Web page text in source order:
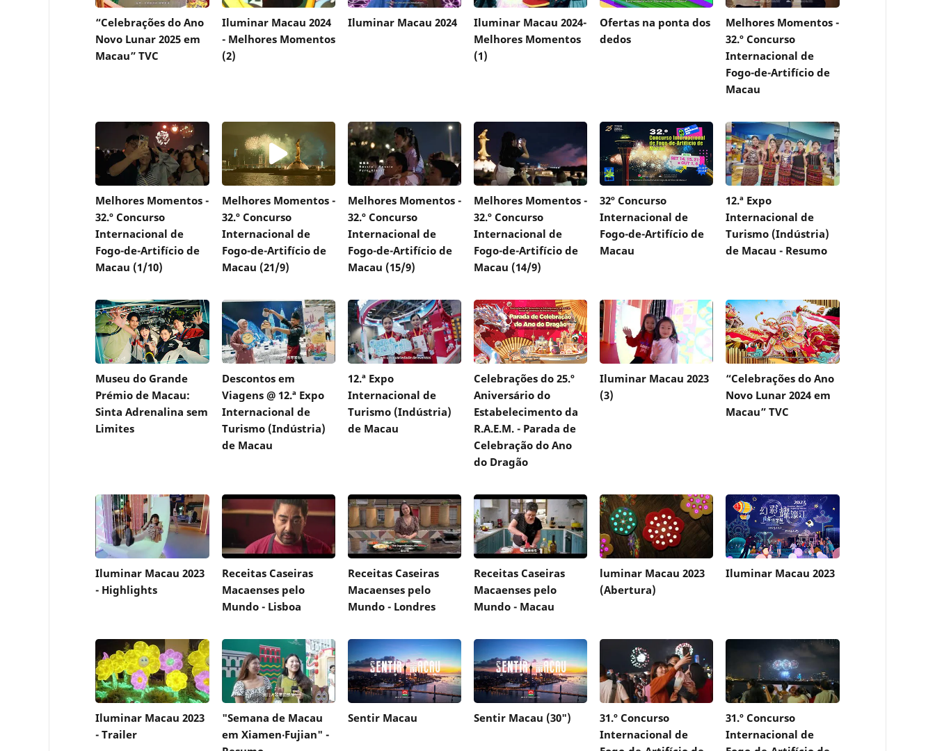
“Celebrações do Ano
Novo Lunar 2025 em
Macau” TVC
Iluminar Macau 2024
- Melhores Momentos
(2)
Iluminar Macau 2024
Iluminar Macau 2024-
Melhores Momentos
(1)
Ofertas na ponta dos
dedos
Melhores Momentos -
32.º Concurso
Internacional de
Fogo-de-Artifício de
Macau
Melhores Momentos -
32.º Concurso
Internacional de
Fogo-de-Artifício de
Macau (1/10)
Melhores Momentos -
32.º Concurso
Internacional de
Fogo-de-Artifício de
Macau (21/9)
Melhores Momentos -
32.º Concurso
Internacional de
Fogo-de-Artifício de
Macau (15/9)
Melhores Momentos -
32.º Concurso
Internacional de
Fogo-de-Artifício de
Macau (14/9)
32º Concurso
Internacional de
Fogo-de-Artifício de
Macau
12.ª Expo
Internacional de
Turismo (Indústria)
de Macau - Resumo
Museu do Grande
Prémio de Macau:
Sinta Adrenalina sem
Limites
Descontos em
Viagens @ 12.ª Expo
Internacional de
Turismo (Indústria)
de Macau
12.ª Expo
Internacional de
Turismo (Indústria)
de Macau
Celebrações do 25.º
Aniversário do
Estabelecimento da
R.A.E.M. - Parada de
Celebração do Ano
do Dragão
Iluminar Macau 2023
(3)
“Celebrações do Ano
Novo Lunar 2024 em
Macau” TVC
Iluminar Macau 2023
- Highlights
Receitas Caseiras
Macaenses pelo
Mundo - Lisboa
Receitas Caseiras
Macaenses pelo
Mundo - Londres
Receitas Caseiras
Macaenses pelo
Mundo - Macau
luminar Macau 2023
(Abertura)
Iluminar Macau 2023
Iluminar Macau 2023
- Trailer
"Semana de Macau
em Xiamen‧Fujian" -
Sentir Macau Sentir Macau (30")
31.º Concurso
Internacional de
31.º Concurso
Internacional de